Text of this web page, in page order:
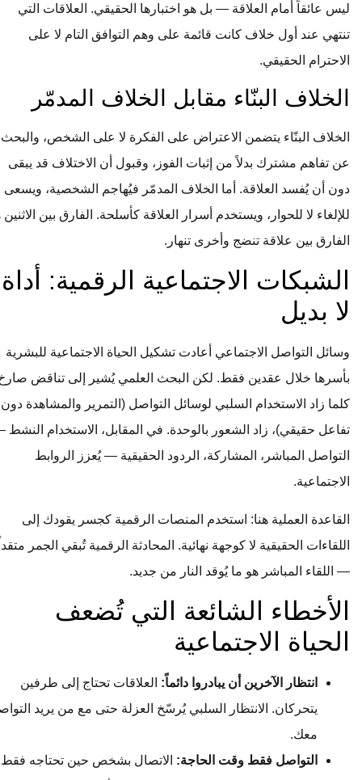
ليس عائقاً أمام العلاقة — بل هو اختبارها الحقيقي. العلاقات التي
تنتهي عند أول خلاف كانت قائمة على وهم التوافق التام لا على
الاحترام الحقيقي.
الخلاف البنّاء مقابل الخلاف المدمّر
الخلاف البنّاء يتضمن الاعتراض على الفكرة لا على الشخص، والبحث
عن تفاهم مشترك بدلاً من إثبات الفوز، وقبول أن الاختلاف قد يبقى
دون أن يُفسد العلاقة. أما الخلاف المدمّر فيُهاجم الشخصية، ويسعى
للإلغاء لا للحوار، ويستخدم أسرار العلاقة كأسلحة. الفارق بين الاثنين هو
الفارق بين علاقة تنضج وأخرى تنهار.
الشبكات الاجتماعية الرقمية: أداة
لا بديل
وسائل التواصل الاجتماعي أعادت تشكيل الحياة الاجتماعية للبشرية
بأسرها خلال عقدين فقط. لكن البحث العلمي يُشير إلى تناقض صارخ:
كلما زاد الاستخدام السلبي لوسائل التواصل (التمرير والمشاهدة دون
تفاعل حقيقي)، زاد الشعور بالوحدة. في المقابل، الاستخدام النشط —
التواصل المباشر، المشاركة، الردود الحقيقية — يُعزز الروابط
الاجتماعية.
القاعدة العملية هنا: استخدم المنصات الرقمية كجسر يقودك إلى
اللقاءات الحقيقية لا كوجهة نهائية. المحادثة الرقمية تُبقي الجمر متقداً
— اللقاء المباشر هو ما يُوقد النار من جديد.
الأخطاء الشائعة التي تُضعف
الحياة الاجتماعية
انتظار الآخرين أن يبادروا دائماً:العلاقات تحتاج إلى طرفين
يتحركان. الانتظار السلبي يُرسّخ العزلة حتى مع من يريد التواصل
معك.
التواصل فقط وقت الحاجة:الاتصال بشخص حين تحتاجه فقط